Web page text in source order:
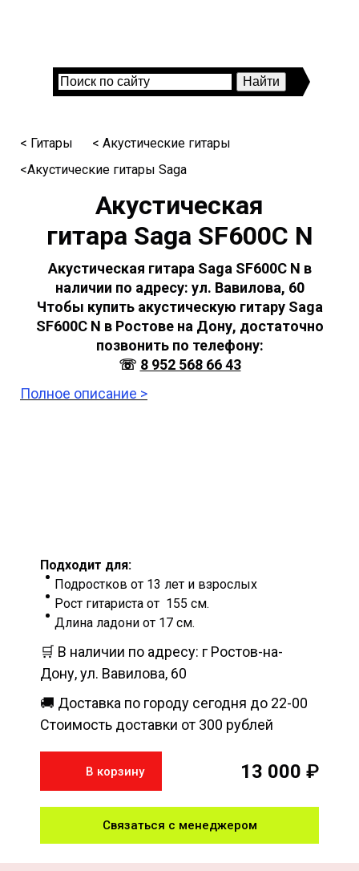
< Гитары
< Акустические гитары
<Акустические гитары Saga
Акустическая
гитара Saga SF600C N
Акустическая гитара Saga SF600C N в
наличии по адресу: ул. Вавилова, 60
Чтобы купить акустическую гитару Saga
SF600C N в Ростове на Дону, достаточно
позвонить по телефону:
☏ 8 952 568 66 43
Полное описание >
Подходит для:
Подростков от 13 лет и взрослых
Рост гитариста от 155 см.
Длина ладони от 17 см.
🛒 В наличии по адресу: г Ростов-на-
Дону, ул. Вавилова, 60
🚚 Доставка по городу сегодня до 22-00
Стоимость доставки от 300 рублей
В корзину 13 000 ₽
Связаться с менеджером